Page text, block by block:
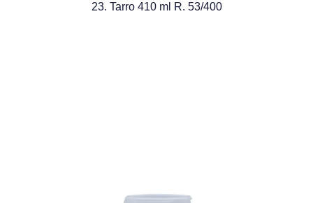
23. Tarro 410 ml R. 53/400